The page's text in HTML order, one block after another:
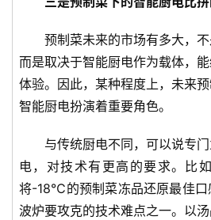
专
题
预制菜未来的市场有多大，不
而是取决于智能厨电作为载体，
体验。因此，某种程度上，未来预
智能厨电扮演着重要角色。
与传统厨电不同，可以说专
电，对技术有更高的要求。比
将-18℃的预制菜冻品还原最佳口
波炉要攻克的技术难点之一。以